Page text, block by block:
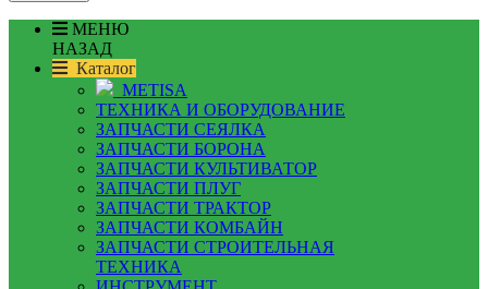
МЕНЮ
НАЗАД
Каталог
METISA
ТЕХНИКА И ОБОРУДОВАНИЕ
ЗАПЧАСТИ СЕЯЛКА
ЗАПЧАСТИ БОРОНА
ЗАПЧАСТИ КУЛЬТИВАТОР
ЗАПЧАСТИ ПЛУГ
ЗАПЧАСТИ ТРАКТОР
ЗАПЧАСТИ КОМБАЙН
ЗАПЧАСТИ СТРОИТЕЛЬНАЯ
ТЕХНИКА